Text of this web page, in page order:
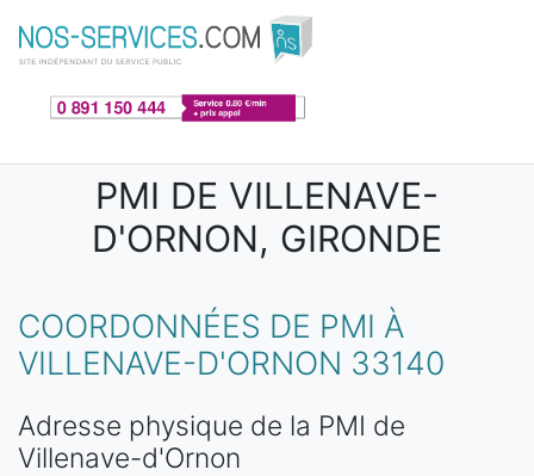
Aller au contenu principal
PMI DE VILLENAVE-
D'ORNON, GIRONDE
COORDONNÉES DE PMI À
VILLENAVE-D'ORNON 33140
Adresse physique de la PMI de
Villenave-d'Ornon